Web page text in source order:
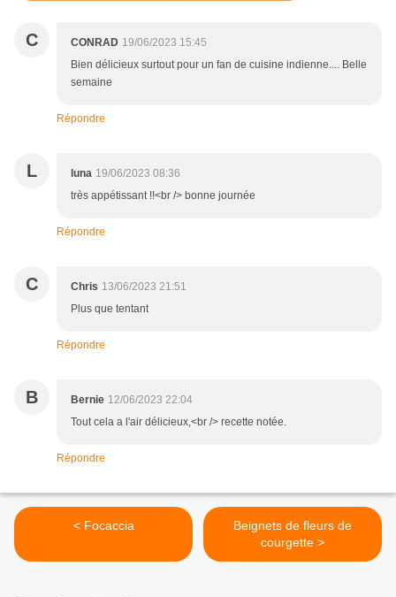
C CONRAD 19/06/2023 15:45
Bien délicieux surtout pour un fan de cuisine indienne.... Belle
semaine
Répondre
L luna 19/06/2023 08:36
très appétissant !!<br /> bonne journée
Répondre
C Chris 13/06/2023 21:51
Plus que tentant
Répondre
B Bernie 12/06/2023 22:04
Tout cela a l'air délicieux,<br /> recette notée.
Répondre
< Focaccia
Beignets de fleurs de
courgette >